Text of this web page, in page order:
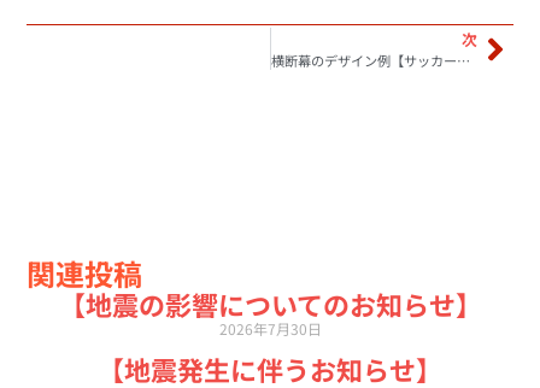
次
横断幕のデザイン例【サッカー編】
関連投稿
【地震の影響についてのお知らせ】
2026年7月30日
【地震発生に伴うお知らせ】